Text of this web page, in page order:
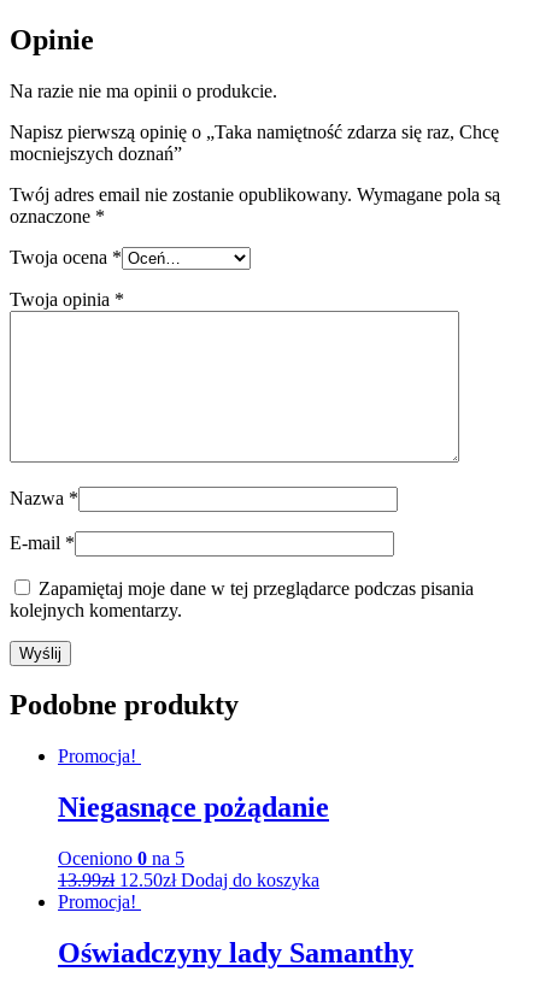
Opinie
Na razie nie ma opinii o produkcie.
Napisz pierwszą opinię o „Taka namiętność zdarza się raz, Chcę
mocniejszych doznań”
Twój adres email nie zostanie opublikowany. Wymagane pola są
oznaczone *
Twoja ocena *
Twoja opinia *
Nazwa *
E-mail *
Zapamiętaj moje dane w tej przeglądarce podczas pisania
kolejnych komentarzy.
Podobne produkty
Promocja!
Niegasnące pożądanie
Oceniono 0 na 5
13.99zł 12.50zł Dodaj do koszyka
Promocja!
Oświadczyny lady Samanthy